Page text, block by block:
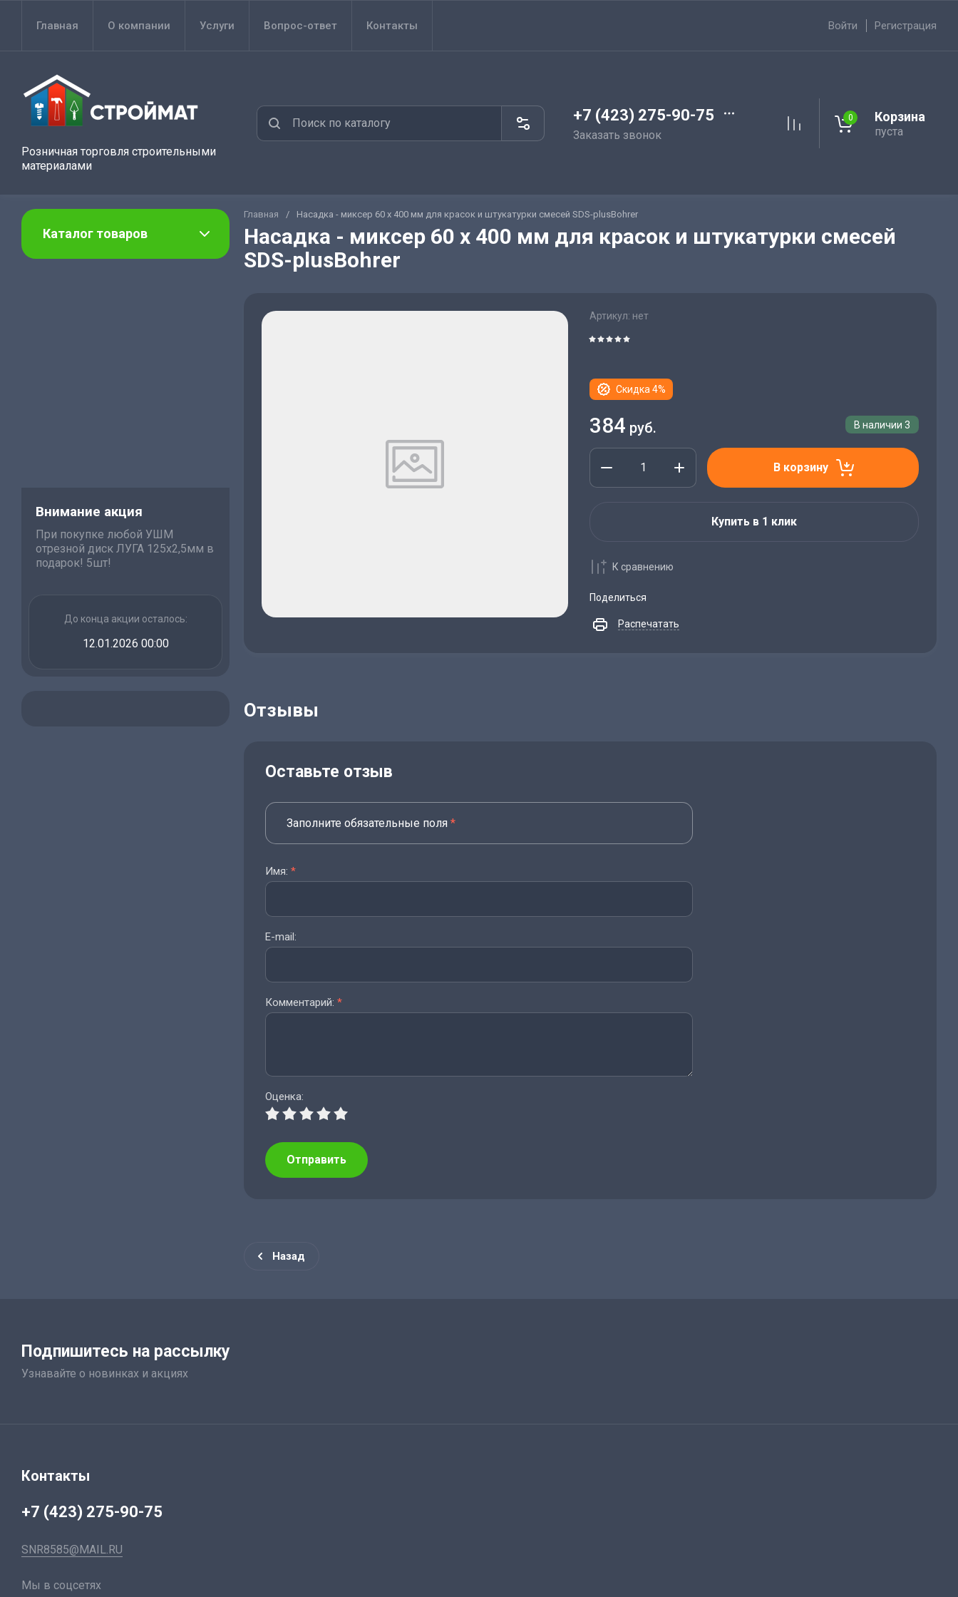
Главная О компании Услуги Вопрос-ответ Контакты Войти Регистрация
Розничная торговля строительными
материалами
+7 (423) 275-90-75
Заказать звонок
0 Корзина
пуста
Каталог товаров
Внимание акция
При покупке любой УШМ
отрезной диск ЛУГА 125х2,5мм в
подарок! 5шт!
До конца акции осталось:
12.01.2026 00:00
Главная / Насадка - миксер 60 х 400 мм для красок и штукатурки смесей SDS-plusBohrer
Насадка - миксер 60 х 400 мм для красок и штукатурки смесей
SDS-plusBohrer
Артикул: нет
Скидка 4%
В наличии 3
384 руб.
В корзину
Купить в 1 клик
К сравнению
Поделиться
Распечатать
Отзывы
Оставьте отзыв
Заполните обязательные поля *
Имя: *
E-mail:
Комментарий: *
Оценка:
Отправить
Назад
Подпишитесь на рассылку
Узнавайте о новинках и акциях
Контакты
+7 (423) 275-90-75
SNR8585@MAIL.RU
Мы в соцсетях